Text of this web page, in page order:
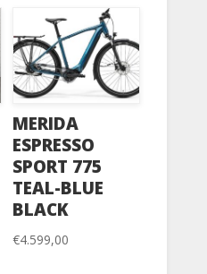
MERIDA
ESPRESSO
SPORT 775
TEAL-BLUE
BLACK
€4.599,00